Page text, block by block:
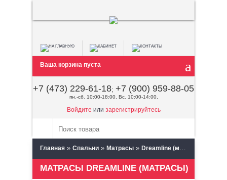
Ваша корзина пуста
+7 (473) 229-61-18; +7 (900) 959-88-05
пн.-сб. 10:00-18:00, Вс. 10:00-14:00,
Войдите или зарегистрируйтесь
Главная » Спальни » Матрасы » Dreamline (матрасы)
МАТРАСЫ DREAMLINE (МАТРАСЫ)